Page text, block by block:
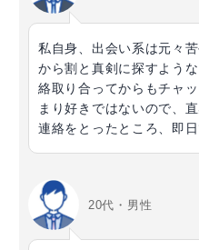
私自身、出会い系は元々
から割と真剣に探すよう
絡取り合ってからもチャ
まり好きではないので、
連絡をとったところ、即
20代・男性